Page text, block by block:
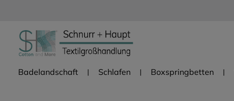
Badelandschaft Schlafen Boxspringbetten